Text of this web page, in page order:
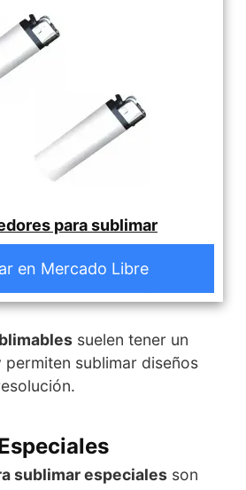
para sublimar
en Mercado Libre
suelen tener un
sublimar diseños
sublimar especiales son